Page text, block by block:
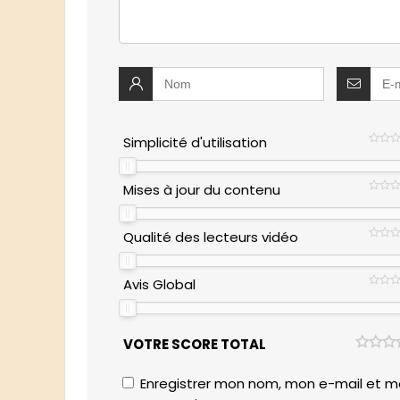
Simplicité d'utilisation
Mises à jour du contenu
Qualité des lecteurs vidéo
Avis Global
VOTRE SCORE TOTAL
Enregistrer mon nom, mon e-mail et